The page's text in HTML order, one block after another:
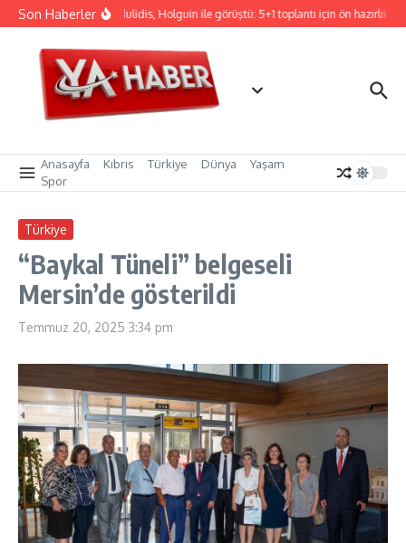
İçeriğe atla
Son HaberlerHristodulidis, Holguin ile görüştü: 5+1 toplantı için ön hazırlık
Anasayfa Kıbrıs Türkiye Dünya
Yaşam
Spor
Türkiye
“Baykal Tüneli” belgeseli
Mersin’de gösterildi
Temmuz 20, 2025 3:34 pm